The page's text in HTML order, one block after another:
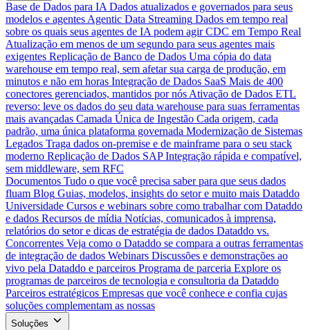
Base de Dados para IA Dados atualizados e governados para seus
modelos e agentes Agentic Data Streaming Dados em tempo real
sobre os quais seus agentes de IA podem agir CDC em Tempo Real
Atualização em menos de um segundo para seus agentes mais
exigentes Replicação de Banco de Dados Uma cópia do data
warehouse em tempo real, sem afetar sua carga de produção, em
minutos e não em horas Integração de Dados SaaS Mais de 400
conectores gerenciados, mantidos por nós Ativação de Dados ETL
reverso: leve os dados do seu data warehouse para suas ferramentas
mais avançadas Camada Única de Ingestão Cada origem, cada
padrão, uma única plataforma governada Modernização de Sistemas
Legados Traga dados on-premise e de mainframe para o seu stack
moderno Replicação de Dados SAP Integração rápida e compatível,
sem middleware, sem RFC
Documentos Tudo o que você precisa saber para que seus dados
fluam Blog Guias, modelos, insights do setor e muito mais Dataddo
Universidade Cursos e webinars sobre como trabalhar com Dataddo
e dados Recursos de mídia Notícias, comunicados à imprensa,
relatórios do setor e dicas de estratégia de dados Dataddo vs.
Concorrentes Veja como o Dataddo se compara a outras ferramentas
de integração de dados Webinars Discussões e demonstrações ao
vivo pela Dataddo e parceiros Programa de parceria Explore os
programas de parceiros de tecnologia e consultoria da Dataddo
Parceiros estratégicos Empresas que você conhece e confia cujas
soluções complementam as nossas
Soluções